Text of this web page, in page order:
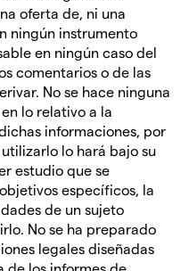
oferta de, ni una
ningún instrumento
en ningún caso del
comentarios o de las
No se hace ninguna
lo relativo a la
informaciones, por
lo hará bajo su
estudio que se
específicos, la
de un sujeto
No se ha preparado
legales diseñadas